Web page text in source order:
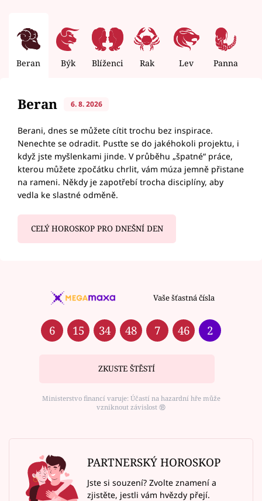
Beran Býk Blíženci Rak Lev Panna
Beran 6. 8. 2026
Berani, dnes se můžete cítit trochu bez inspirace.
Nenechte se odradit. Pusťte se do jakéhokoli projektu, i
když jste myšlenkami jinde. V průběhu „špatné“ práce,
kterou můžete zpočátku chrlit, vám múza jemně přistane
na rameni. Někdy je zapotřebí trocha disciplíny, aby
vedla ke slastné odměně.
CELÝ HOROSKOP PRO DNEŠNÍ DEN
Vaše šťastná čísla
6 15 34 48 7 46 2
ZKUSTE ŠTĚSTÍ
Ministerstvo financí varuje: Účastí na hazardní hře může
vzniknout závislost ⑱
PARTNERSKÝ HOROSKOP
Jste si souzení? Zvolte znamení a
zjistěte, jestli vám hvězdy přejí.